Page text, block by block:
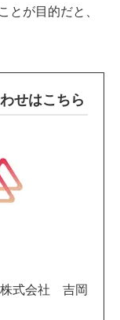
が目的だと、
せはこちら
株式会社 吉岡